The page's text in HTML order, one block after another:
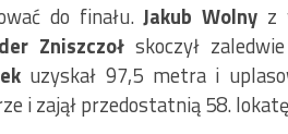
do finału.Jakub Wolny z
Zniszczoł skoczył
uzyskał 97,5 metra i
i zajął przedostatnią 58.